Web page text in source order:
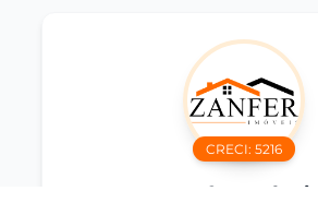
CRECI: 5216
Zanfer Imóveis